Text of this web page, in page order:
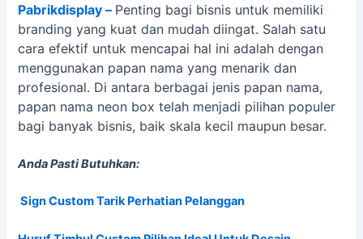
Pabrikdisplay – Penting bagi bisnis untuk memiliki
branding yang kuat dan mudah diingat. Salah satu
cara efektif untuk mencapai hal ini adalah dengan
menggunakan papan nama yang menarik dan
profesional. Di antara berbagai jenis papan nama,
papan nama neon box telah menjadi pilihan populer
bagi banyak bisnis, baik skala kecil maupun besar.
Anda Pasti Butuhkan:
Sign Custom Tarik Perhatian Pelanggan